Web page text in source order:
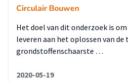
Rijkswaterstaat) dient de
stappenplan. Dit plan bestaat uit
1. Areaalkennis: de
aan civiele kunstwerken dient in
geoogst en getransporteerd te
Circulair Bouwen
Het doel van dit onderzoek is
leveren aan het oplossen van de
grondstoffenschaarste …
2020-05-19